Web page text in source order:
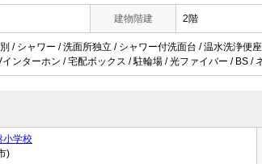
建物階建 2階
/ シャワー / 洗面所独立 / シャワー付洗面台 / 温水洗浄便
インターホン / 宅配ボックス / 駐輪場 / 光ファイバー / BS /
小学校
)